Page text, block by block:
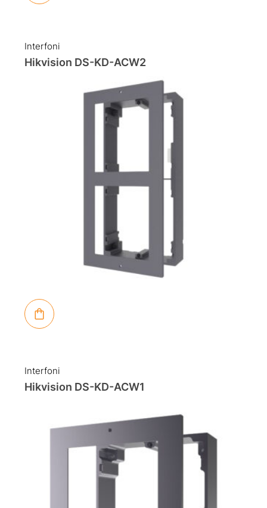
Interfoni
Hikvision DS-KD-ACW2
Interfoni
Hikvision DS-KD-ACW1